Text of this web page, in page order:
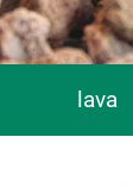
lava